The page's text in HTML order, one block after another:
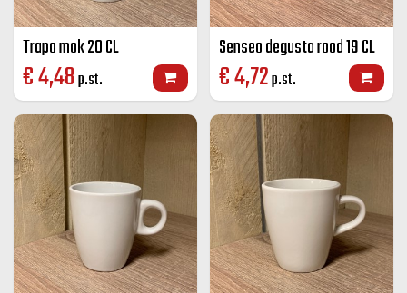
Trapo mok 20 CL
€4,48p.st.
Senseo degusta rood 19 CL
€4,72p.st.